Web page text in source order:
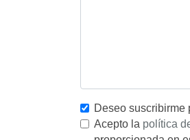
Deseo suscribirme
Acepto la política